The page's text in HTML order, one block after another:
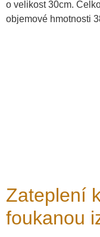
o velikost 30cm.
objemové hmotnosti
Zateplení
foukanou